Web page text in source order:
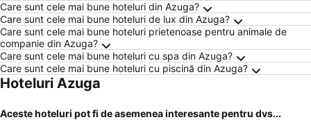
Care sunt cele mai bune hoteluri din Azuga?
Care sunt cele mai bune hoteluri de lux din Azuga?
Care sunt cele mai bune hoteluri prietenoase pentru animale de
companie din Azuga?
Care sunt cele mai bune hoteluri cu spa din Azuga?
Care sunt cele mai bune hoteluri cu piscină din Azuga?
Hoteluri Azuga
Aceste hoteluri pot fi de asemenea interesante pentru dvs...